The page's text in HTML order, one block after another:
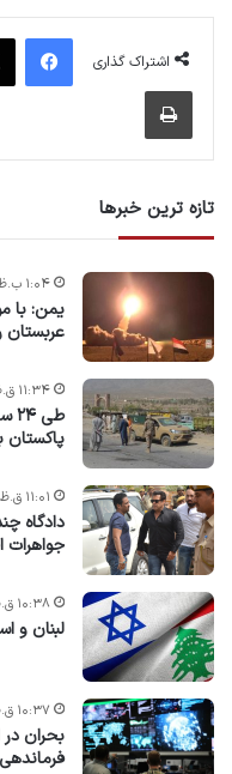
اشتراک گذاری
فیس بوک
چاپ
تازه ترین خبرها
یمن: با
عربستان
۱:۰۴ ب.ظ ۱۶ اسد ۱۴۰۵
پاکستان
۱۱:۳۴ ق.ظ ۱۶ اسد ۱۴۰۵
دادگاه
جواهرات
۱۱:۰۱ ق.ظ ۱۶ اسد ۱۴۰۵
لبنان و
۱۰:۳۸ ق.ظ ۱۶ اسد ۱۴۰۵
بحران
۱۰:۳۷ ق.ظ ۱۶ اسد ۱۴۰۵